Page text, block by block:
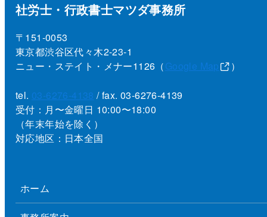
社労士・行政書士マツダ事務所
〒151-0053
東京都渋谷区代々木2-23-1
ニュー・ステイト・メナー1126（Google Map ）
tel. 03-6276-4138 / fax. 03-6276-4139
受付：月〜金曜日 10:00〜18:00
（年末年始を除く）
対応地区：日本全国
ホーム